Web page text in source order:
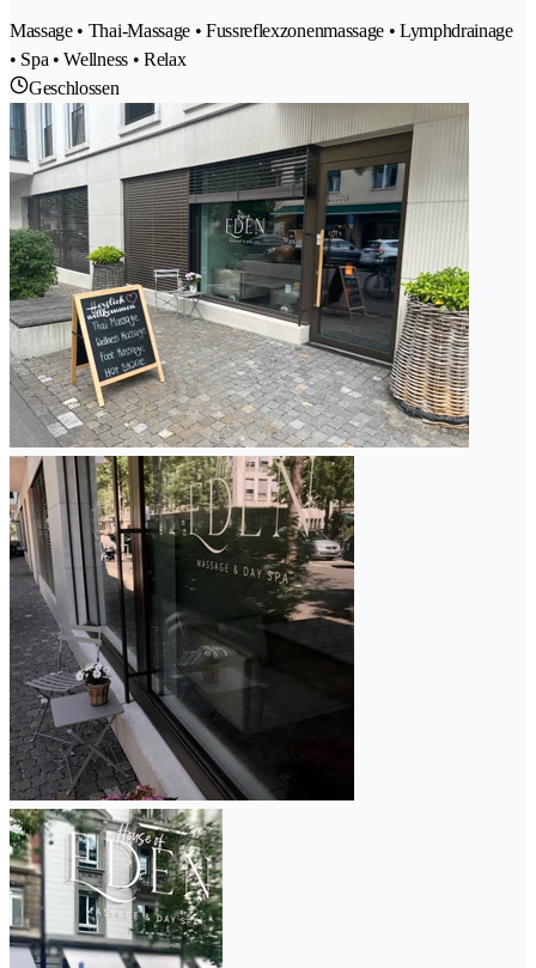
Massage • Thai-Massage • Fussreflexzonenmassage • Lymphdrainage
• Spa • Wellness • Relax
Geschlossen